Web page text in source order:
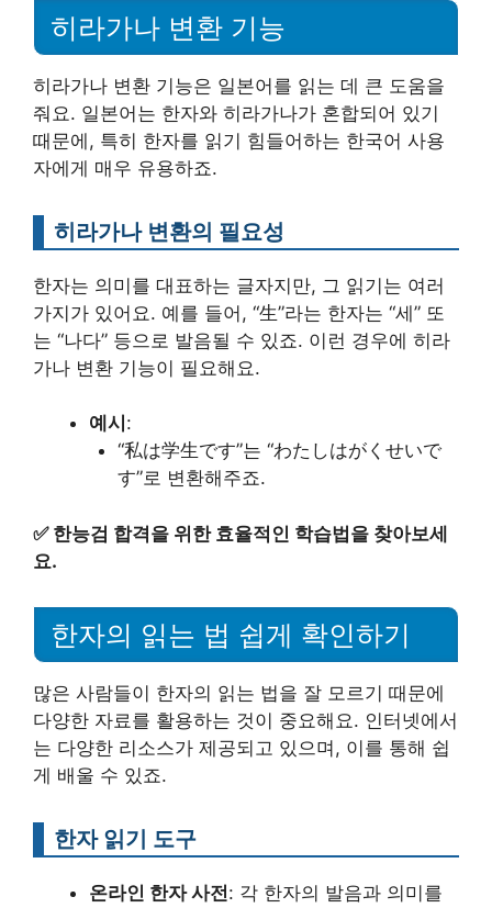
히라가나 변환 기능
히라가나 변환 기능은 일본어를 읽는 데 큰 도움을
줘요. 일본어는 한자와 히라가나가 혼합되어 있기
때문에, 특히 한자를 읽기 힘들어하는 한국어 사용
자에게 매우 유용하죠.
히라가나 변환의 필요성
한자는 의미를 대표하는 글자지만, 그 읽기는 여러
가지가 있어요. 예를 들어, “生”라는 한자는 “세” 또
는 “나다” 등으로 발음될 수 있죠. 이런 경우에 히라
가나 변환 기능이 필요해요.
예시 :
“私は学生です”는 “わたしはがくせいで
す”로 변환해주죠.
✅ 한능검 합격을 위한 효율적인 학습법을 찾아보세
요.
한자의 읽는 법 쉽게 확인하기
많은 사람들이 한자의 읽는 법을 잘 모르기 때문에
다양한 자료를 활용하는 것이 중요해요. 인터넷에서
는 다양한 리소스가 제공되고 있으며, 이를 통해 쉽
게 배울 수 있죠.
한자 읽기 도구
온라인 한자 사전: 각 한자의 발음과 의미를